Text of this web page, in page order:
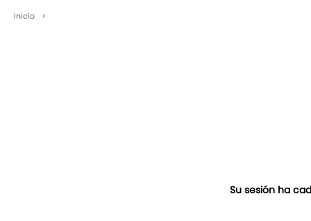
Inicio >
Su sesión ha